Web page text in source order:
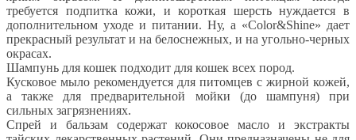
требуется подпитка кожи, и короткая шерсть нуждается в
дополнительном уходе и питании. Ну, а «Color&Shine» дает
прекрасный результат и на белоснежных, и на угольно-черных
окрасах.
Шампунь для кошек подходит для кошек всех пород.
Кусковое мыло рекомендуется для питомцев с жирной кожей,
а также для предварительной мойки (до шампуня) при
сильных загрязнениях.
Спрей и бальзам содержат кокосовое масло и экстракты